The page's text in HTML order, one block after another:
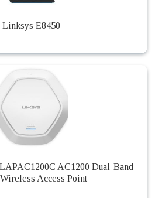
Linksys E8450
AC1200 Dual-Band
Access Point